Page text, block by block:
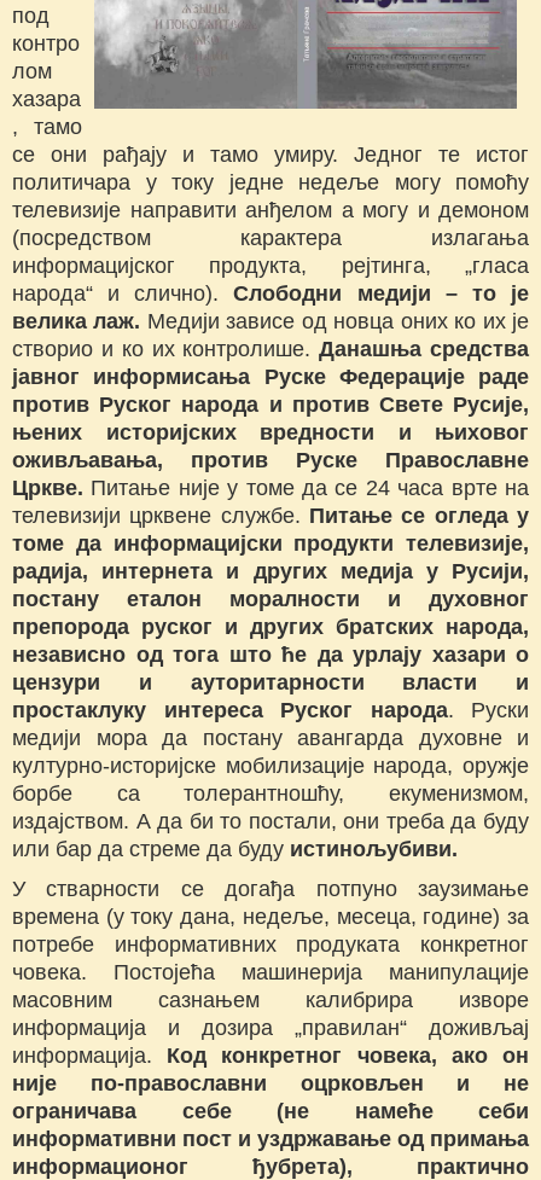
под
контро
лом
хазара
, тамо
се они рађају и тамо умиру. Једног те истог
политичара у току једне недеље могу помоћу
телевизије направити анђелом а могу и демоном
(посредством карактера излагања
информацијског продукта, рејтинга, „гласа
народа“ и слично).Слободни медији – то је
велика лаж. Медији зависе од новца оних ко их је
створио и ко их контролише.Данашња средства
јавног информисања Руске Федерације раде
против Руског народа и против Свете Русије,
њених историјских вредности и њиховог
оживљавања, против Руске Православне
Цркве. Питање није у томе да се 24 часа врте на
телевизији црквене службе. Питање се огледа у
томе да информацијски продукти телевизије,
радија, интернета и других медија у Русији,
постану еталон моралности и духовног
препорода руског и других братских народа,
независно од тога што ће да урлају хазари о
цензури и ауторитарности власти и
простаклуку интереса Руског народа. Руски
медији мора да постану авангарда духовне и
културно-историјске мобилизације народа, оружје
борбе са толерантношћу, екуменизмом,
издајством. А да би то постали, они треба да буду
или бар да стреме да буду истинољубиви.
У стварности се догађа потпуно заузимање
времена (у току дана, недеље, месеца, године) за
потребе информативних продуката конкретног
човека. Постојећа машинерија манипулације
масовним сазнањем калибрира изворе
информација и дозира „правилан“ доживљај
информација. Код конкретног човека, ако он
није по-православни оцрковљен и не
ограничава себе (не намеће себи
информативни пост и уздржавање од примања
информационог ђубрета), практично